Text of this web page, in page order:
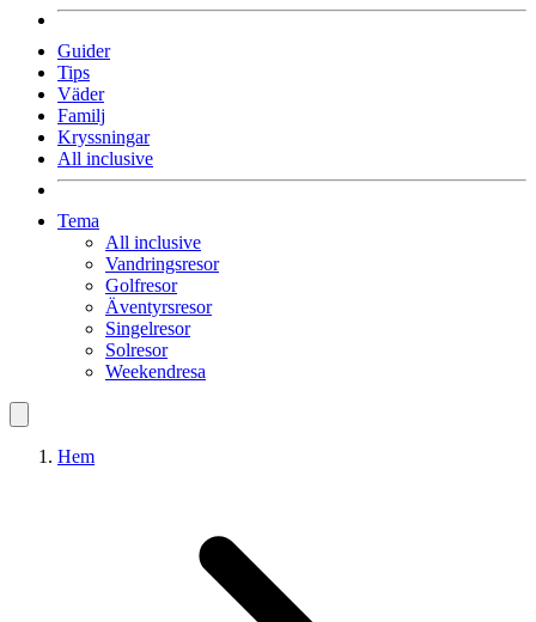
Guider
Tips
Väder
Familj
Kryssningar
All inclusive
Tema
All inclusive
Vandringsresor
Golfresor
Äventyrsresor
Singelresor
Solresor
Weekendresa
Hem